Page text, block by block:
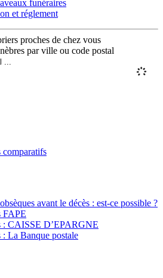
funéraires
et réglement
proches de chez vous
par ville ou code postal
comparatifs
avant le décès : est-ce possible ?
FAPE
: CAISSE D’EPARGNE
: La Banque postale